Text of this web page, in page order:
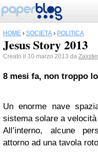
HOME › SOCIETÀ › POLITICA
Jesus Story 2013
Creato il 10 marzo 2013 da Zaxster
8 mesi fa, non troppo
Un enorme nave
sistema solare a
All’interno, alcune
attorno ad una tavola